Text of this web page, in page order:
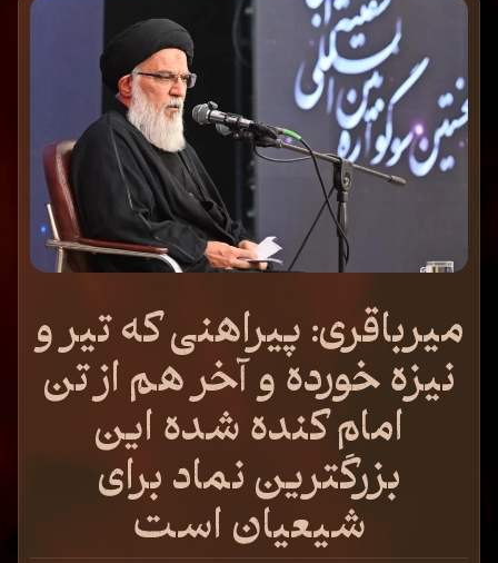
میرباقری: پیراهنی که تیر و
نیزه خورده و آخر هم از تن
امام کنده شده این
بزرگترین نماد برای
شیعیان است